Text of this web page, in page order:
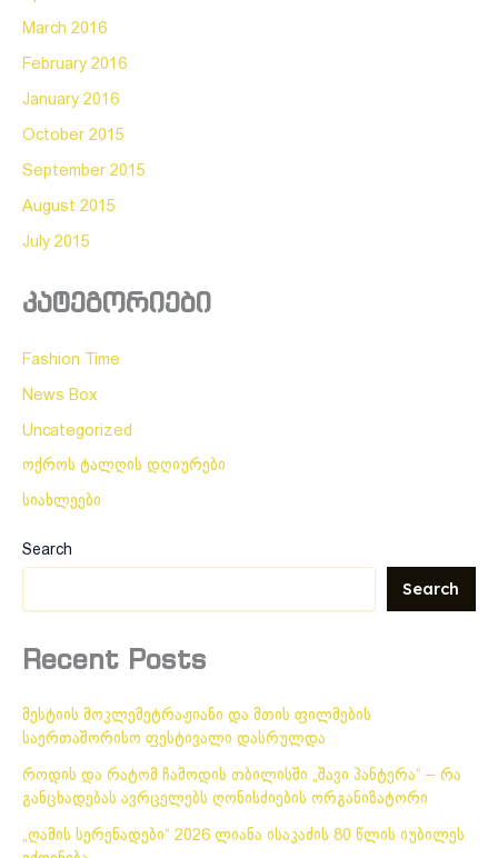
March 2016
February 2016
January 2016
October 2015
September 2015
August 2015
July 2015
კატეგორიები
Fashion Time
News Box
Uncategorized
ოქროს ტალღის დღიურები
სიახლეები
Search
Search
Recent Posts
მესტიის მოკლემეტრაჟიანი და მთის ფილმების
საერთაშორისო ფესტივალი დასრულდა
როდის და რატომ ჩამოდის თბილისში „შავი პანტერა“ – რა
განცხადებას ავრცელებს ღონისძიების ორგანიზატორი
„ღამის სერენადები“ 2026 ლიანა ისაკაძის 80 წლის იუბილეს